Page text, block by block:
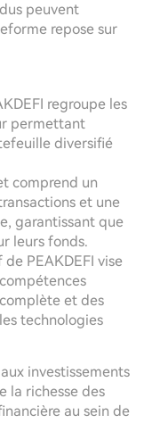
peuvent
repose sur
regroupe les
permettant
diversifié
comprend un
et une
garantissant que
leurs fonds.
PEAKDEFI vise
et des
technologies
investissements
la richesse des
au sein de